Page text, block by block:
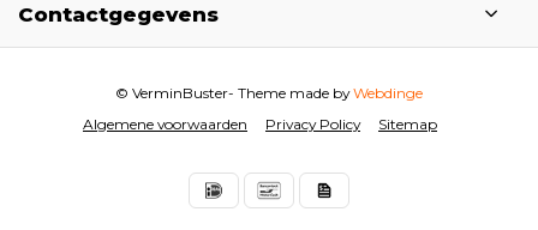
Contactgegevens
Algemene voorwaarden Privacy Policy Sitemap
© VerminBuster- Theme made byWebdinge